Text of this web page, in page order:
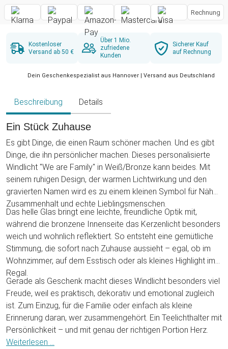
Rechnung
Kostenloser
Versand ab 50 €
Über 1 Mio.
zufriedene
Kunden
Sicherer Kauf
auf Rechnung
Dein Geschenkespezialist aus Hannover | Versand aus Deutschland
Beschreibung Details
Ein Stück Zuhause
Es gibt Dinge, die einen Raum schöner machen. Und es gibt
Dinge, die ihn persönlicher machen. Dieses personalisierte
Windlicht "We are Family" in Weiß/Bronze kann beides. Mit
seinem ruhigen Design, der warmen Lichtwirkung und den
gravierten Namen wird es zu einem kleinen Symbol für Nähe,
Zusammenhalt und echte Lieblingsmenschen.
Das helle Glas bringt eine leichte, freundliche Optik mit,
während die bronzene Innenseite das Kerzenlicht besonders
weich und wohnlich reflektiert. So entsteht eine gemütliche
Stimmung, die sofort nach Zuhause aussieht – egal, ob im
Wohnzimmer, auf dem Esstisch oder als kleines Highlight im
Regal.
Gerade als Geschenk macht dieses Windlicht besonders viel
Freude, weil es praktisch, dekorativ und emotional zugleich
ist. Zum Einzug, für die Familie oder einfach als kleine
Erinnerung daran, wer zusammengehört. Ein Teelichthalter mit
Persönlichkeit – und mit genau der richtigen Portion Herz.
Weiterlesen ...